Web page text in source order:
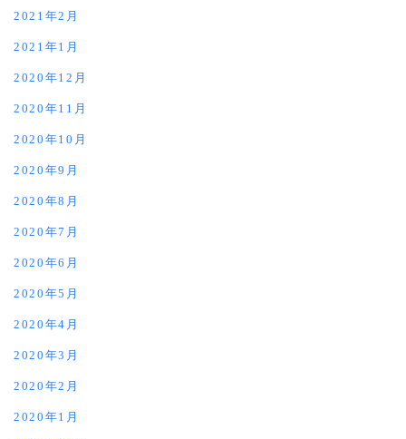
2021年2月
2021年1月
2020年12月
2020年11月
2020年10月
2020年9月
2020年8月
2020年7月
2020年6月
2020年5月
2020年4月
2020年3月
2020年2月
2020年1月